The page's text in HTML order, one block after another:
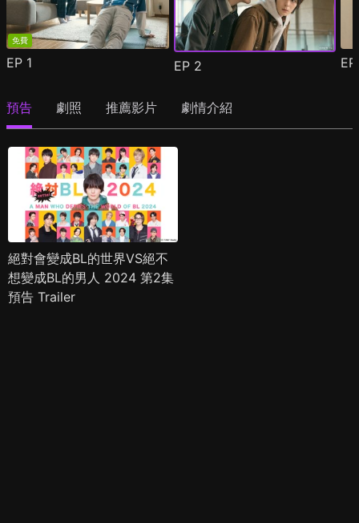
免費
EP 1 EP 2
預告 劇照 推薦影片 劇情介紹
絕對會變成BL的世界VS絕不
想變成BL的男人 2024 第2集
預告 Trailer